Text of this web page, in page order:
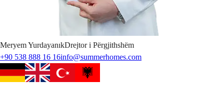
MeryemYurdayanıkDrejtor i Përgjithshëm
+90 538 888 16 16info@summerhomes.com